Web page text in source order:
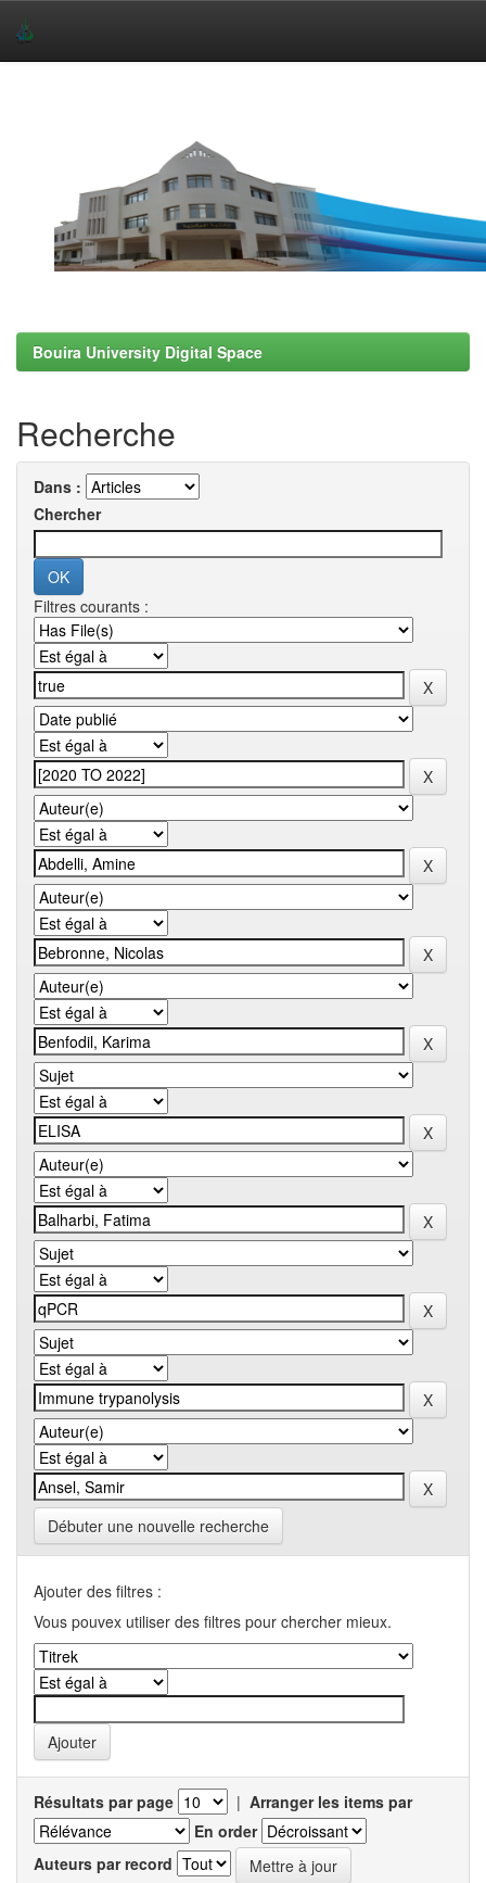
Bouira University Digital Space
Recherche
Dans :
Chercher
Filtres courants :
Débuter une nouvelle recherche
Ajouter des filtres :
Vous pouvex utiliser des filtres pour chercher mieux.
Résultats par page | Arranger les items par
En order
Auteurs par record